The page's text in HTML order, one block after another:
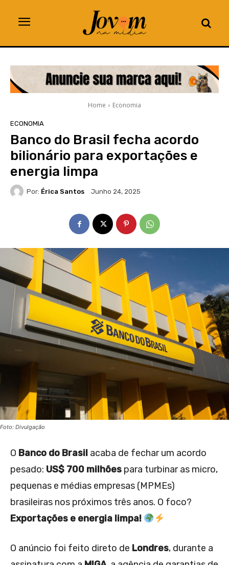
Home Economia
ECONOMIA
Banco do Brasil fecha acordo
bilionário para exportações e
energia limpa
Por: Érica Santos Junho 24, 2025
Foto: Divulgação
O Banco do Brasil acaba de fechar um acordo
pesado: US$ 700 milhões para turbinar as micro,
pequenas e médias empresas (MPMEs)
brasileiras nos próximos três anos. O foco?
Exportações e energia limpa!
O anúncio foi feito direto de Londres, durante a